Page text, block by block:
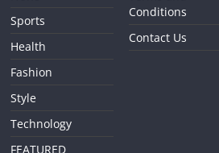
Sports
Health
Fashion
Style
Technology
FEATURED
Conditions
Contact Us